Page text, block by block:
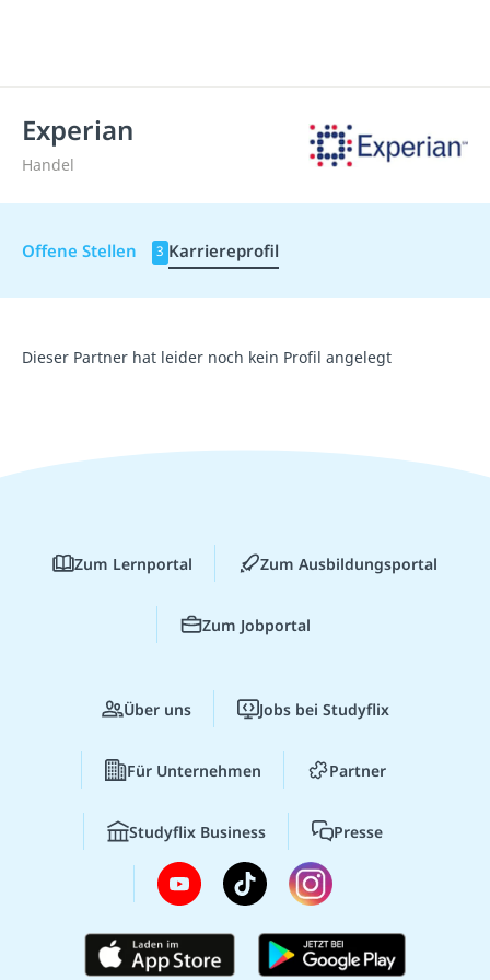
Experian
Handel
Offene Stellen 3 Karriereprofil
Dieser Partner hat leider noch kein Profil angelegt
Zum Lernportal Zum Ausbildungsportal
Zum Jobportal
Über uns Jobs bei Studyflix
Für Unternehmen Partner
Studyflix Business Presse